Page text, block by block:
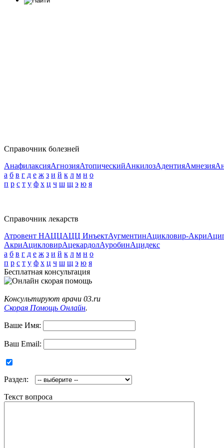
Справочник болезней
АнафилаксияАгнозияАтопическийАнкилозАдентияАмнезия
а б в г д е ж з и й к л м н о
п р с т у ф х ц ч ш щ э ю я
Справочник лекарств
Атровент НАЦЦАЦЦ ИнъектАугментинАцикловир-Акри
АкриАцикловирАцекардолАуробинАцидекс
а б в г д е ж з и й к л м н о
п р с т у ф х ц ч ш щ э ю я
Бесплатная консультация
Консультируют врачи 03.ru
Скорая Помощь Онлайн.
Ваше Имя:
Ваш Email:
Раздел:
Текст вопроса